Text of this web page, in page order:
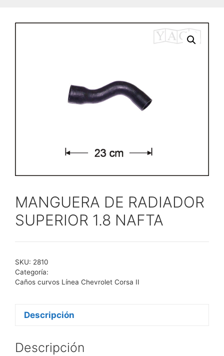
MANGUERA DE RADIADOR
SUPERIOR 1.8 NAFTA
SKU: 2810
Categoría:
Caños curvos Línea Chevrolet Corsa II
Descripción
Descripción